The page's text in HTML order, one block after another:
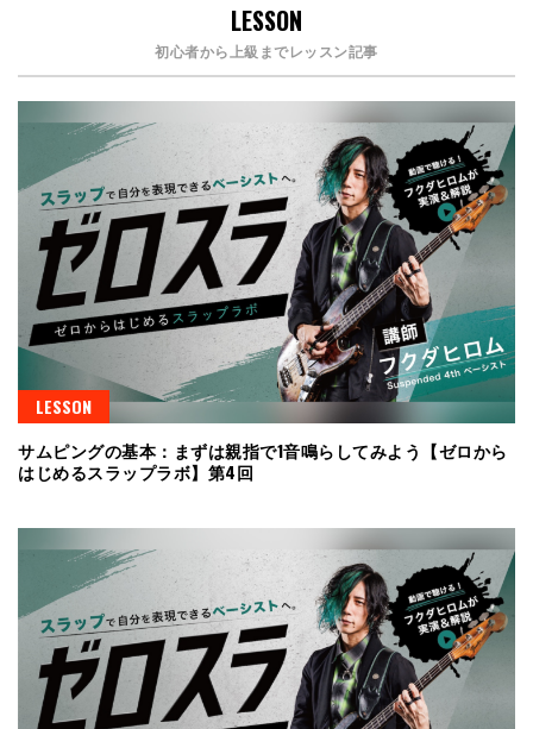
LESSON
初心者から上級までレッスン記事
LESSON
サムピングの基本：まずは親指で1音鳴らしてみよう【ゼロから
はじめるスラップラボ】第4回